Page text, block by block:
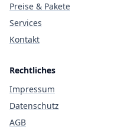
Preise & Pakete
Services
Kontakt
Rechtliches
Impressum
Datenschutz
AGB